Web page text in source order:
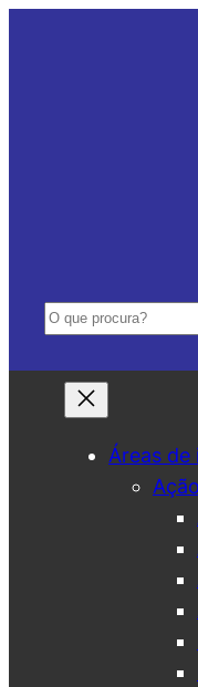
Pesquisar
Áreas